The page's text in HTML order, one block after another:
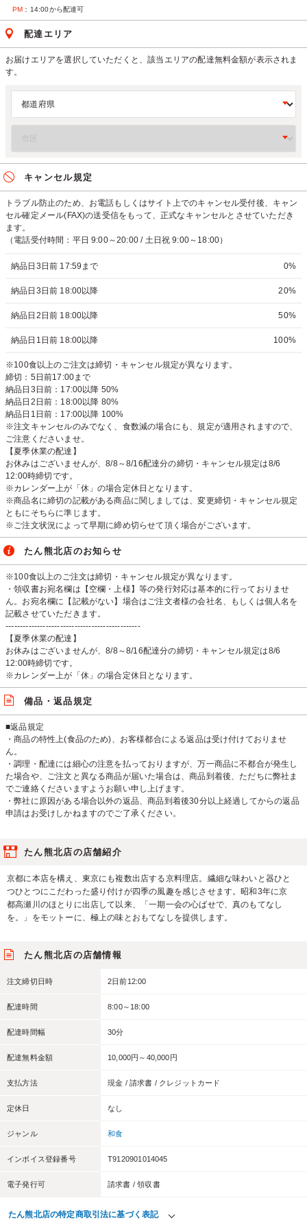
PM ：14:00から配達可
配達エリア
お届けエリアを選択していただくと、該当エリアの配達無料金額が表示されま
す。
キャンセル規定
トラブル防止のため、お電話もしくはサイト上でのキャンセル受付後、キャン
セル確定メール(FAX)の送受信をもって、正式なキャンセルとさせていただき
ます。
（電話受付時間：平日 9:00～20:00 / 土日祝 9:00～18:00）
納品日3日前 17:59まで 0%
納品日3日前 18:00以降 20%
納品日2日前 18:00以降 50%
納品日1日前 18:00以降 100%
※100食以上のご注文は締切・キャンセル規定が異なります。
締切：5日前17:00まで
納品日3日前：17:00以降 50%
納品日2日前：18:00以降 80%
納品日1日前：17:00以降 100%
※注文キャンセルのみでなく、食数減の場合にも、規定が適用されますので、
ご注意くださいませ。
【夏季休業の配達】
お休みはございませんが、8/8～8/16配達分の締切・キャンセル規定は8/6
12:00時締切です。
※カレンダー上が「休」の場合定休日となります。
※商品名に締切の記載がある商品に関しましては、変更締切・キャンセル規定
ともにそちらに準じます。
※ご注文状況によって早期に締め切らせて頂く場合がございます。
たん熊北店のお知らせ
※100食以上のご注文は締切・キャンセル規定が異なります。
・領収書お宛名欄は【空欄・上様】等の発行対応は基本的に行っておりませ
ん。お宛名欄に【記載がない】場合はご注文者様の会社名、もしくは個人名を
記載させていただきます。
-----------------------------------------------
【夏季休業の配達】
お休みはございませんが、8/8～8/16配達分の締切・キャンセル規定は8/6
12:00時締切です。
※カレンダー上が「休」の場合定休日となります。
備品・返品規定
■返品規定
・商品の特性上(食品のため)、お客様都合による返品は受け付けておりませ
ん。
・調理・配達には細心の注意を払っておりますが、万一商品に不都合が発生し
た場合や、ご注文と異なる商品が届いた場合は、商品到着後、ただちに弊社ま
でご連絡くださいますようお願い申し上げます。
・弊社に原因がある場合以外の返品、商品到着後30分以上経過してからの返品
申請はお受けしかねますのでご了承ください。
たん熊北店の店舗紹介
京都に本店を構え、東京にも複数出店する京料理店。繊細な味わいと器ひと
つひとつにこだわった盛り付けが四季の風趣を感じさせます。昭和3年に京
都高瀬川のほとりに出店して以来、「一期一会の心ばせで、真のもてなし
を。」をモットーに、極上の味とおもてなしを提供します。
たん熊北店の店舗情報
注文締切日時 2日前12:00
配達時間 8:00～18:00
配達時間幅 30分
配達無料金額 10,000円～40,000円
支払方法 現金 / 請求書 / クレジットカード
定休日 なし
ジャンル 和食
インボイス登録番号 T9120901014045
電子発行可 請求書 / 領収書
たん熊北店の特定商取引法に基づく表記